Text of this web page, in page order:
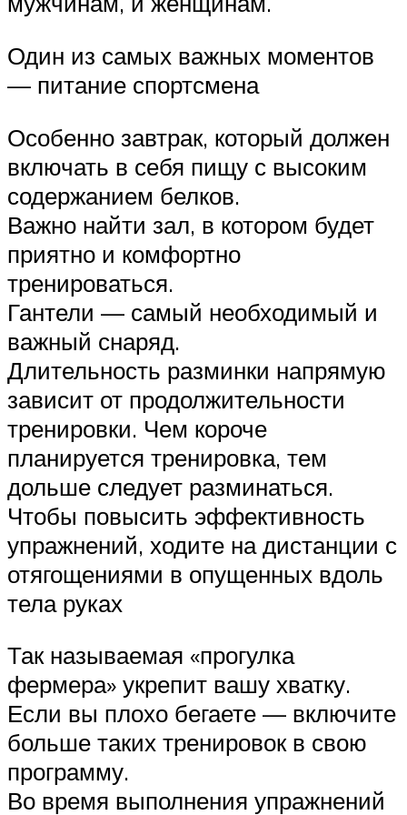
Один из самых важных моментов
— питание спортсмена
Особенно завтрак, который должен
включать в себя пищу с высоким
содержанием белков.
Важно найти зал, в котором будет
приятно и комфортно
тренироваться.
Гантели — самый необходимый и
важный снаряд.
Длительность разминки напрямую
зависит от продолжительности
тренировки. Чем короче
планируется тренировка, тем
дольше следует разминаться.
Чтобы повысить эффективность
упражнений, ходите на дистанции с
отягощениями в опущенных вдоль
тела руках
Так называемая «прогулка
фермера» укрепит вашу хватку.
Если вы плохо бегаете — включите
больше таких тренировок в свою
программу.
Во время выполнения упражнений